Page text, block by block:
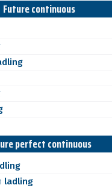
Future continuous
perfect continuous
ladling